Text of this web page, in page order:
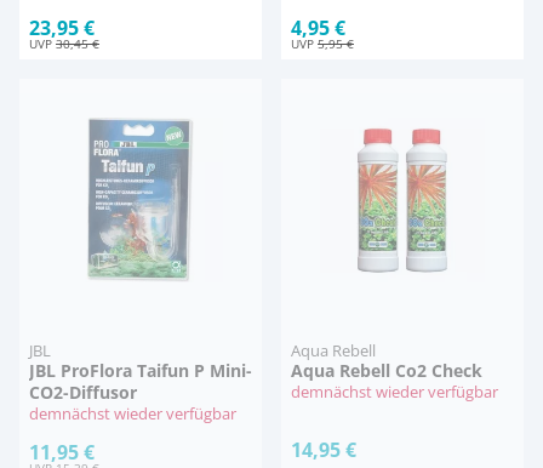
23,95 €
UVP30,45 €
4,95 €
UVP 5,95 €
JBL
JBL ProFlora Taifun P Mini-
CO2-Diffusor
demnächst wieder verfügbar
11,95 €
Aqua Rebell
Aqua Rebell Co2 Check
demnächst wieder verfügbar
14,95 €